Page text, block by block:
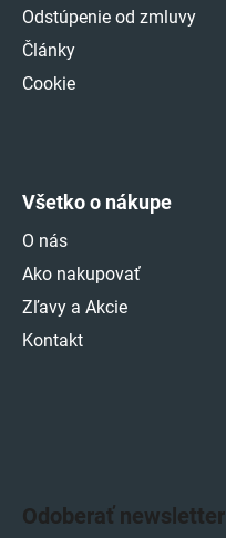
Odstúpenie od zmluvy
Články
Cookie
Všetko o nákupe
O nás
Ako nakupovať
Zľavy a Akcie
Kontakt
Odoberať newsletter